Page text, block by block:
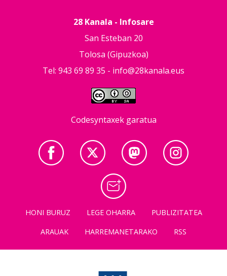
28 Kanala - Infosare
San Esteban 20
Tolosa (Gipuzkoa)
Tel: 943 69 89 35 - info@28kanala.eus
Codesyntaxek garatua
HONI BURUZ LEGE OHARRA
PUBLIZITATEA
ARAUAK
HARREMANETARAKO RSS